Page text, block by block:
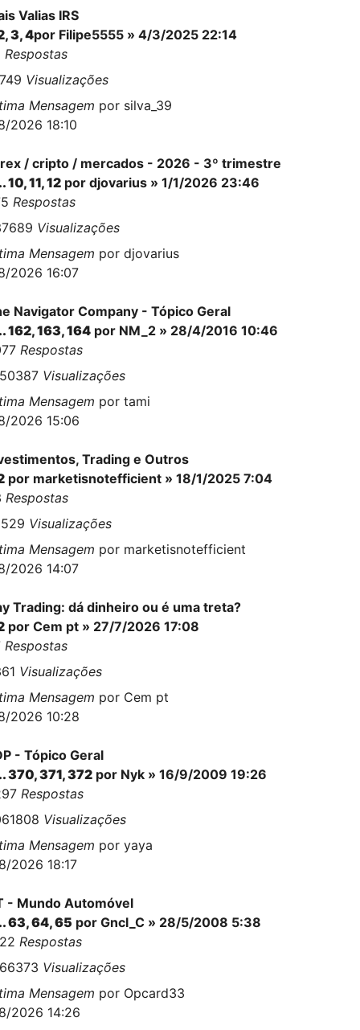
Valias IRS
,3,4por Filipe5555 » 4/3/2025 22:14
Respostas
Visualizações
Mensagem por silva_39
2026 18:10
/ cripto / mercados - 2026 - 3º trimestre
10,11,12 por djovarius » 1/1/2026 23:46
Respostas
Visualizações
Mensagem por djovarius
2026 16:07
Navigator Company - Tópico Geral
162,163,164 por NM_2 » 28/4/2016 10:46
Respostas
Visualizações
Mensagem por tami
2026 15:06
Trading e Outros
por marketisnotefficient » 18/1/2025 7:04
Respostas
Visualizações
Mensagem por marketisnotefficient
2026 14:07
Trading: dá dinheiro ou é uma treta?
por Cem pt » 27/7/2026 17:08
Respostas
Visualizações
Mensagem por Cem pt
2026 10:28
- Tópico Geral
370,371,372 por Nyk » 16/9/2009 19:26
Respostas
Visualizações
Mensagem por yaya
2026 18:17
- Mundo Automóvel
63,64,65 por Gncl_C » 28/5/2008 5:38
Respostas
Visualizações
Mensagem por Opcard33
2026 14:26